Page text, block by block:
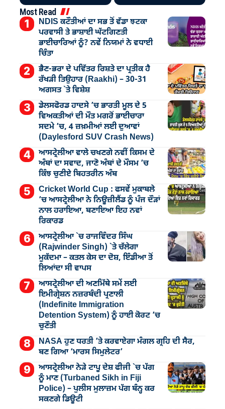
Most Read
NDIS ਕਟੌਤੀਆਂ ਦਾ ਸਭ ਤੋਂ ਵੱਡਾ ਝਟਕਾ
ਪਰਵਾਸੀ ਤੇ ਭਾਸ਼ਾਈ ਘੱਟਗਿਣਤੀ
ਭਾਈਚਾਰਿਆਂ ਨੂੰ? ਨਵੇਂ ਨਿਯਮਾਂ ਨੇ ਵਧਾਈ
ਚਿੰਤਾ
ਭੈਣ-ਭਰਾ ਦੇ ਪਵਿੱਤਰ ਰਿਸ਼ਤੇ ਦਾ ਪ੍ਰਤੀਕ ਹੈ
ਰੱਖੜੀ ਤਿਉਹਾਰ (Raakhi) – 30-31
ਅਗਸਤ `ਤੇ ਵਿਸ਼ੇਸ਼
ਡੇਲਸਫੋਰਡ ਹਾਦਸੇ ’ਚ ਭਾਰਤੀ ਮੂਲ ਦੇ 5
ਵਿਅਕਤੀਆਂ ਦੀ ਮੌਤ ਮਗਰੋਂ ਭਾਈਚਾਰਾ
ਸਦਮੇ ’ਚ, 4 ਜ਼ਖ਼ਮੀਆਂ ਲਈ ਦੁਆਵਾਂ
(Daylesford SUV Crash News)
ਆਸਟ੍ਰੇਲੀਆ ਵਾਲੇ ਚਖਣਗੇ ਨਵੀਂ ਕਿਸਮ ਦੇ
ਅੰਬਾਂ ਦਾ ਸਵਾਦ, ਜਾਣੋ ਅੰਬਾਂ ਦੇ ਮੌਸਮ ’ਚ
ਕਿੰਝ ਚੁਣੀਏ ਬਿਹਤਰੀਨ ਅੰਬ
Cricket World Cup : ਫਸਵੇਂ ਮੁਕਾਬਲੇ
’ਚ ਆਸਟ੍ਰੇਲੀਆ ਨੇ ਨਿਊਜ਼ੀਲੈਂਡ ਨੂੰ ਪੰਜ ਦੌੜਾਂ
ਨਾਲ ਹਰਾਇਆ, ਬਣਾਇਆ ਇਹ ਨਵਾਂ
ਰਿਕਾਰਡ
ਆਸਟ੍ਰੇਲੀਆ `ਚ ਰਾਜਵਿੰਦਰ ਸਿੰਘ
(Rajwinder Singh) `ਤੇ ਚੱਲੇਗਾ
ਮੁੁਕੱਦਮਾ – ਕਤਲ ਕੇਸ ਦਾ ਦੋਸ਼, ਇੰਡੀਆ ਤੋਂ
ਲਿਆਂਦਾ ਸੀ ਵਾਪਸ
ਆਸਟ੍ਰੇਲੀਆ ਦੀ ਅਣਮਿੱਥੇ ਸਮੇਂ ਲਈ
ਇਮੀਗ੍ਰੇਸ਼ਨ ਨਜ਼ਰਬੰਦੀ ਪ੍ਰਣਾਲੀ
(Indefinite Immigration
Detention System) ਨੂੰ ਹਾਈ ਕੋਰਟ ’ਚ
ਚੁਣੌਤੀ
NASA ਹੁਣ ਧਰਤੀ ’ਤੇ ਕਰਵਾਏਗਾ ਮੰਗਲ ਗ੍ਰਹਿ ਦੀ ਸੈਰ,
ਬਣ ਗਿਆ ‘ਮਾਰਸ ਸਿਮੁਲੇਟਰ’
ਆਸਟ੍ਰੇਲੀਆ ਨੇੜੇ ਟਾਪੂ ਦੇਸ਼ ਫੀਜੀ `ਚ ਪੱਗ
ਨੂੰ ਮਾਣ (Turbaned Sikh in Fiji
Police) – ਪੁਲੀਸ ਮੁਲਾਜ਼ਮ ਪੱਗ ਬੰਨ੍ਹ ਕਰ
ਸਕਣਗੇ ਡਿਊਟੀ